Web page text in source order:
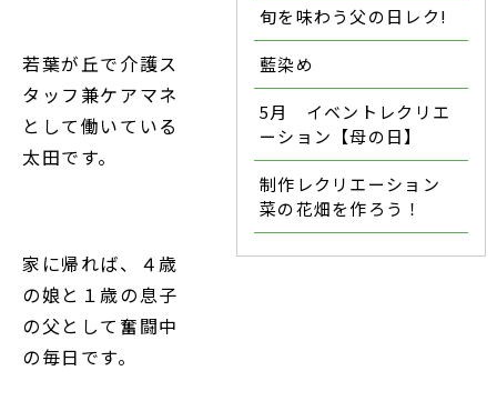
若葉が丘で介護ス
タッフ兼ケアマネ
として働いている
太田です。
家に帰れば、４歳
の娘と１歳の息子
の父として奮闘中
の毎日です。
旬を味わう父の日レク!
藍染め
5月 イベントレクリエ
ーション【母の日】
制作レクリエーション
菜の花畑を作ろう！